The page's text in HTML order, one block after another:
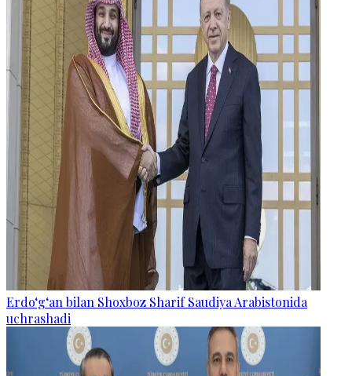
Erdo‘g‘an bilan Shoxboz Sharif Saudiya Arabistonida
uchrashadi